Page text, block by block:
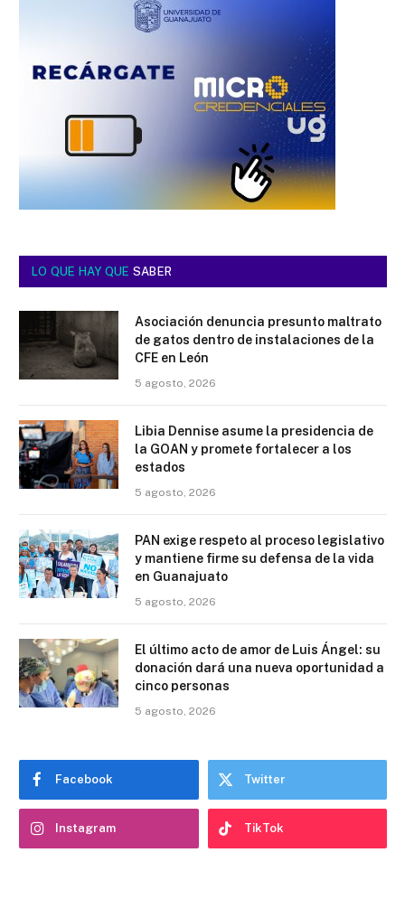
LO QUE HAY QUE SABER
Asociación denuncia presunto maltrato
de gatos dentro de instalaciones de la
CFE en León
5 agosto, 2026
Libia Dennise asume la presidencia de
la GOAN y promete fortalecer a los
estados
5 agosto, 2026
PAN exige respeto al proceso legislativo
y mantiene firme su defensa de la vida
en Guanajuato
5 agosto, 2026
El último acto de amor de Luis Ángel: su
donación dará una nueva oportunidad a
cinco personas
5 agosto, 2026
Facebook Twitter
Instagram TikTok